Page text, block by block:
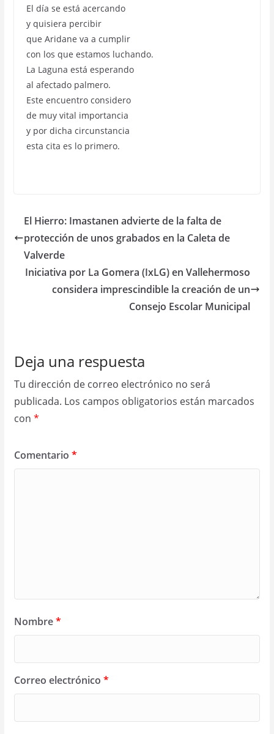
El día se está acercando
y quisiera percibir
que Aridane va a cumplir
con los que estamos luchando.
La Laguna está esperando
al afectado palmero.
Este encuentro considero
de muy vital importancia
y por dicha circunstancia
esta cita es lo primero.
El Hierro: Imastanen advierte de la falta de
protección de unos grabados en la Caleta de
Valverde
Iniciativa por La Gomera (IxLG) en Vallehermoso
considera imprescindible la creación de un
Consejo Escolar Municipal
Deja una respuesta
Tu dirección de correo electrónico no será
publicada. Los campos obligatorios están marcados
con *
Comentario *
Nombre*
Correo electrónico *